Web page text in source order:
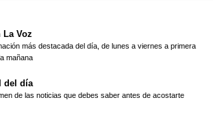
La Voz
más destacada del día, de lunes a viernes a primera
mañana
del día
de las noticias que debes saber antes de acostarte